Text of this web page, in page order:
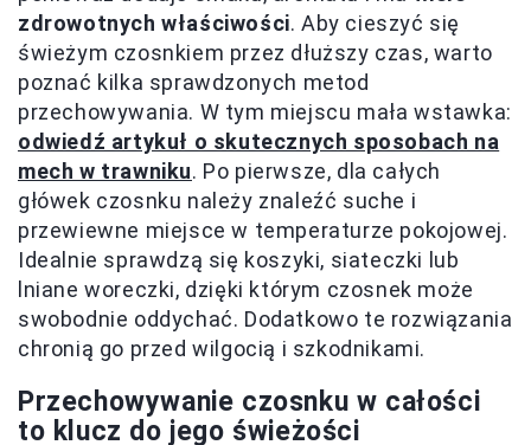
zdrowotnych właściwości. Aby cieszyć się
świeżym czosnkiem przez dłuższy czas, warto
poznać kilka sprawdzonych metod
przechowywania. W tym miejscu mała wstawka:
odwiedź artykuł o skutecznych sposobach na
mech w trawniku. Po pierwsze, dla całych
główek czosnku należy znaleźć suche i
przewiewne miejsce w temperaturze pokojowej.
Idealnie sprawdzą się koszyki, siateczki lub
lniane woreczki, dzięki którym czosnek może
swobodnie oddychać. Dodatkowo te rozwiązania
chronią go przed wilgocią i szkodnikami.
Przechowywanie czosnku w całości
to klucz do jego świeżości